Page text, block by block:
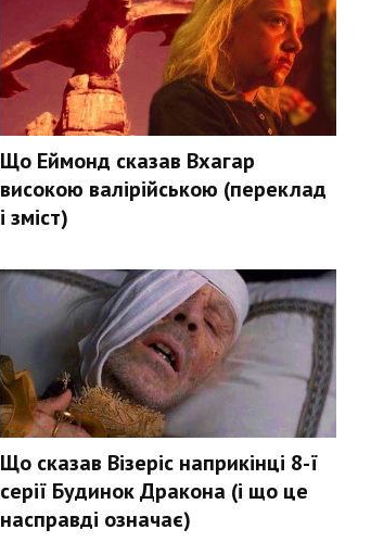
Що Еймонд сказав Вхагар
високою валірійською (переклад
і зміст)
Що сказав Візеріс наприкінці 8-ї
серії Будинок Дракона (і що це
насправді означає)